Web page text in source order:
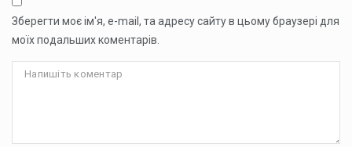
Зберегти моє ім'я, e-mail, та адресу сайту в цьому браузері для
моїх подальших коментарів.